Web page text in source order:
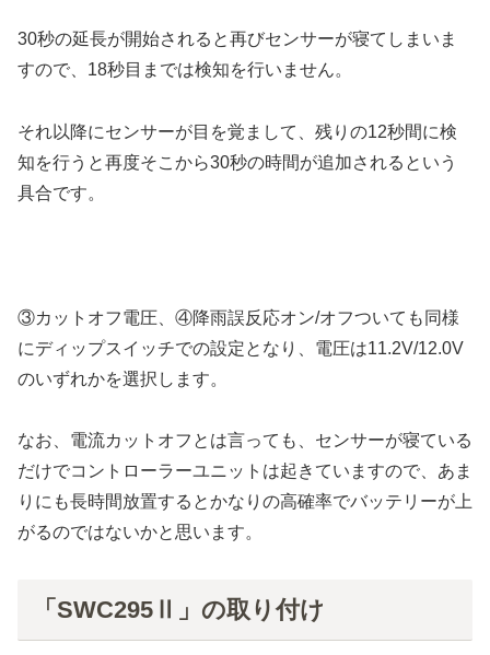
30秒の延長が開始されると再びセンサーが寝てしまいま
すので、18秒目までは検知を行いません。
それ以降にセンサーが目を覚まして、残りの12秒間に検
知を行うと再度そこから30秒の時間が追加されるという
具合です。
③カットオフ電圧、④降雨誤反応オン/オフついても同様
にディップスイッチでの設定となり、電圧は11.2V/12.0V
のいずれかを選択します。
なお、電流カットオフとは言っても、センサーが寝ている
だけでコントローラーユニットは起きていますので、あま
りにも長時間放置するとかなりの高確率でバッテリーが上
がるのではないかと思います。
「SWC295Ⅱ」の取り付け